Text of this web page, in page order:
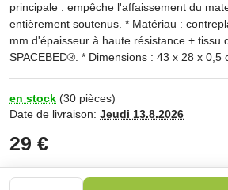
principale : empêche l'affaissement du
entièrement soutenus. * Matériau :
mm d'épaisseur à haute résistance + tissu
SPACEBED®. * Dimensions : 43 x 28 x 0,5
en stock (30 pièces)
Date de livraison: Jeudi 13.8.2026
29 €